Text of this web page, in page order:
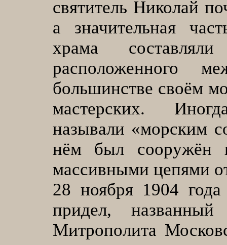
святитель Николай
а значительная
храма
расположенного
большинстве своём
мастерских.
называли «морским
нём был сооружён
массивными цепями
28 ноября 1904
придел,
Митрополита